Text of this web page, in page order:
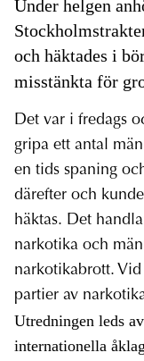
Under helgen
och häktades i
misstänkta för
Det var i fredags
gripa ett antal
en tids spaning
därefter och
häktas. Det
narkotika och
narkotikabrott.
partier av
Utredningen leds
internationella